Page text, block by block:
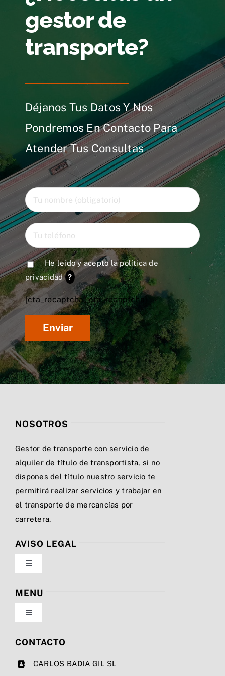
gestor de
transporte?
Déjanos Tus Datos Y Nos
Pondremos En Contacto Para
Atender Tus Consultas
He leido y acepto lapolítica de
privacidad ?
[cta_recaptcha* cta_recaptcha]
NOSOTROS
Gestor de transporte con servicio de
alquiler de título de transportista, si no
dispones del título nuestro servicio te
permitirá realizar servicios y trabajar en
el transporte de mercancías por
carretera.
AVISO LEGAL
Toggle
Navigation
Política de privacidad
Condiciones de uso
MENU
Toggle
Navigation
Nosotros
CONTACTO
CARLOS BADIA GIL SL